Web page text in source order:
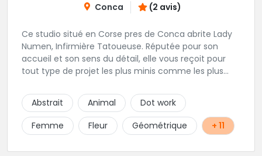
Conca (2 avis)
Ce studio situé en Corse pres de Conca abrite Lady
Numen, Infirmière Tatoueuse. Réputée pour son
accueil et son sens du détail, elle vous reçoit pour
tout type de projet les plus minis comme les plus
Abstrait
Animal
Dot work
Femme
Fleur Géométrique + 11